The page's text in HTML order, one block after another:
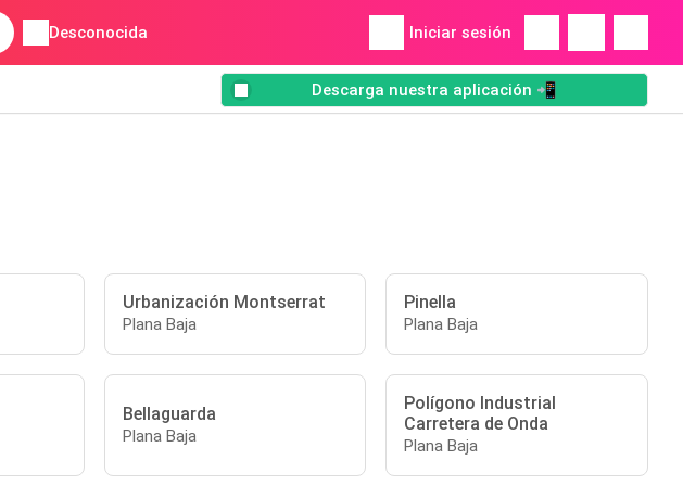
Desconocida Iniciar sesión
Descarga nuestra aplicación 📲
Urbanización Montserrat
Plana Baja
Pinella
Plana Baja
Bellaguarda
Plana Baja
Polígono Industrial
Carretera de Onda
Plana Baja